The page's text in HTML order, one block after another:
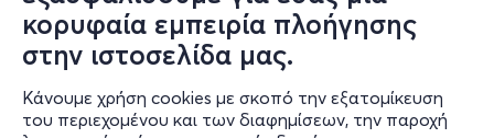
κορυφαία εμπειρία πλοήγησης
στην ιστοσελίδα μας.
Κάνουμε χρήση cookies με σκοπό την εξατομίκευση
του περιεχομένου και των διαφημίσεων, την παροχή